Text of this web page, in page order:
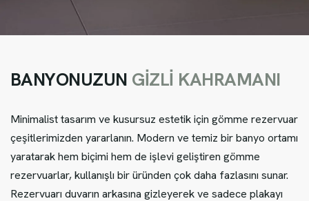
BANYONUZUN GİZLİ KAHRAMANI
Minimalist tasarım ve kusursuz estetik için gömme rezervuar
çeşitlerimizden yararlanın. Modern ve temiz bir banyo ortamı
yaratarak hem biçimi hem de işlevi geliştiren gömme
rezervuarlar, kullanışlı bir üründen çok daha fazlasını sunar.
Rezervuarı duvarın arkasına gizleyerek ve sadece plakayı